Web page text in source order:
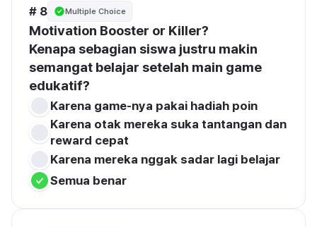
# 8 Multiple Choice
Motivation Booster or Killer?
Kenapa sebagian siswa justru makin
semangat belajar setelah main game
edukatif?
Karena game-nya pakai hadiah poin
Karena otak mereka suka tantangan dan
reward cepat
Karena mereka nggak sadar lagi belajar
Semua benar